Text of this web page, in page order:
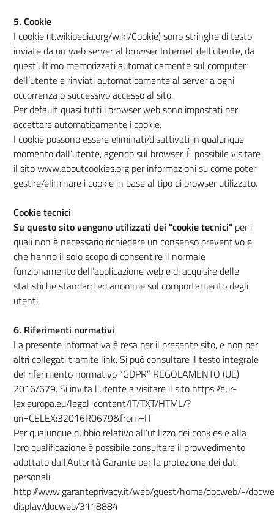
5. Cookie
I cookie (it.wikipedia.org/wiki/Cookie) sono stringhe di testo
inviate da un web server al browser Internet dell’utente, da
quest’ultimo memorizzati automaticamente sul computer
dell’utente e rinviati automaticamente al server a ogni
occorrenza o successivo accesso al sito.
Per default quasi tutti i browser web sono impostati per
accettare automaticamente i cookie.
I cookie possono essere eliminati/disattivati in qualunque
momento dall’utente, agendo sul browser. È possibile visitare
il sito www.aboutcookies.org per informazioni su come poter
gestire/eliminare i cookie in base al tipo di browser utilizzato.
Cookie tecnici
Su questo sito vengono utilizzati dei "cookie tecnici" per i
quali non è necessario richiedere un consenso preventivo e
che hanno il solo scopo di consentire il normale
funzionamento dell’applicazione web e di acquisire delle
statistiche standard ed anonime sul comportamento degli
utenti.
6. Riferimenti normativi
La presente informativa è resa per il presente sito, e non per
altri collegati tramite link. Si può consultare il testo integrale
del riferimento normativo “GDPR” REGOLAMENTO (UE)
2016/679. Si invita l’utente a visitare il sito https://eur-
lex.europa.eu/legal-content/IT/TXT/HTML/?
uri=CELEX:32016R0679&from=IT
Per qualunque dubbio relativo all’utilizzo dei cookies e alla
loro qualificazione è possibile consultare il provvedimento
adottato dall'Autorità Garante per la protezione dei dati
personali
http://www.garanteprivacy.it/web/guest/home/docweb/-/
display/docweb/3118884